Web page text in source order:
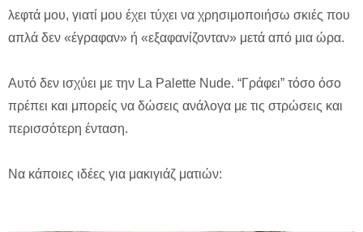
λεφτά μου, γιατί μου έχει τύχει να χρησιμοποιήσω σκιές που
απλά δεν «έγραφαν» ή «εξαφανίζονταν» μετά από μια ώρα.
Αυτό δεν ισχύει με την La Palette Nude. “Γράφει” τόσο όσο
πρέπει και μπορείς να δώσεις ανάλογα με τις στρώσεις και
περισσότερη ένταση.
Να κάποιες ιδέες για μακιγιάζ ματιών: